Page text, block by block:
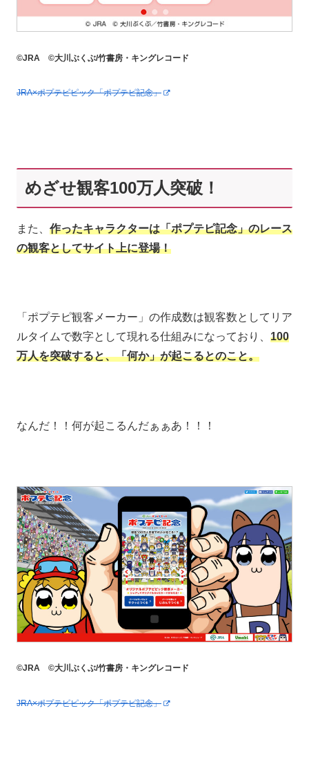
©JRA ©大川ぶくぶ/竹書房・キングレコード
JRA×ポプテピピック「ポプテピ記念」
めざせ観客100万人突破！
また、 作ったキャラクターは「ポプテピ記念」のレース
の観客としてサイト上に登場！
「ポプテピ観客メーカー」の作成数は観客数としてリア
ルタイムで数字として現れる仕組みになっており、 100
万人を突破すると、「何か」が起こるとのこと。
なんだ！！何が起こるんだぁぁあ！！！
©JRA ©大川ぶくぶ/竹書房・キングレコード
JRA×ポプテピピック「ポプテピ記念」